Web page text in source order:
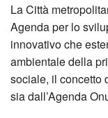
La Città
Agenda per lo
innovativo che
ambientale della
sociale, il concetto
sia dall’Agenda